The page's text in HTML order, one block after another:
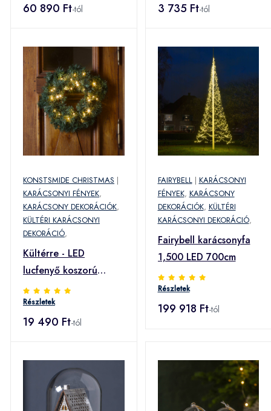
60 890 Ft-tól 3 735 Ft-tól
KONSTSMIDE CHRISTMAS |
KARÁCSONYI FÉNYEK,
KARÁCSONY DEKORÁCIÓK,
KÜLTÉRI KARÁCSONYI
DEKORÁCIÓ,
Kültérre - LED
lucfenyő koszorú
fényérzékelő 40é
Részletek
19 490 Ft-tól
FAIRYBELL| KARÁCSONYI
FÉNYEK, KARÁCSONY
DEKORÁCIÓK, KÜLTÉRI
KARÁCSONYI DEKORÁCIÓ,
Fairybell karácsonyfa
1,500 LED 700cm
Részletek
199 918 Ft-tól